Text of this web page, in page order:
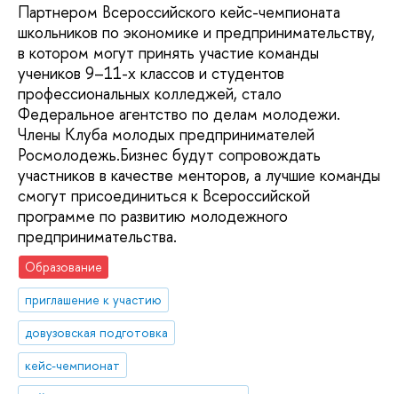
Партнером Всероссийского кейс-чемпионата
школьников по экономике и предпринимательству,
в котором могут принять участие команды
учеников 9–11-х классов и студентов
профессиональных колледжей, стало
Федеральное агентство по делам молодежи.
Члены Клуба молодых предпринимателей
Росмолодежь.Бизнес будут сопровождать
участников в качестве менторов, а лучшие команды
смогут присоединиться к Всероссийской
программе по развитию молодежного
предпринимательства.
Образование
приглашение к участию
довузовская подготовка
кейс-чемпионат